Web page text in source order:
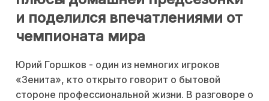
и поделился впечатлениями от
чемпионата мира
Юрий Горшков - один из немногих игроков
«Зенита», кто открыто говорит о бытовой
стороне профессиональной жизни. В разговоре о